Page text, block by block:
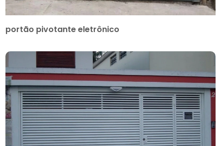
portão pivotante eletrônico